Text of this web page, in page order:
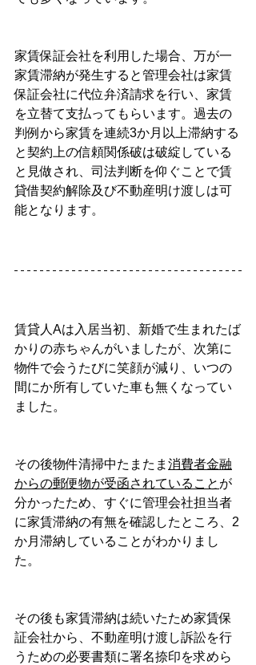
家賃保証会社を利用した場合、万が一
家賃滞納が発生すると管理会社は家賃
保証会社に代位弁済請求を行い、家賃
を立替て支払ってもらいます。過去の
判例から家賃を連続3か月以上滞納する
と契約上の信頼関係破は破綻している
と見做され、司法判断を仰ぐことで賃
貸借契約解除及び不動産明け渡しは可
能となります。
賃貸人Aは入居当初、新婚で生まれたば
かりの赤ちゃんがいましたが、次第に
物件で会うたびに笑顔が減り、いつの
間にか所有していた車も無くなってい
ました。
その後物件清掃中たまたま 消費者金融
からの郵便物が受函されていること が
分かったため、すぐに管理会社担当者
に家賃滞納の有無を確認したところ、2
か月滞納していることがわかりまし
た。
その後も家賃滞納は続いたため家賃保
証会社から、不動産明け渡し訴訟を行
うための必要書類に署名捺印を求めら